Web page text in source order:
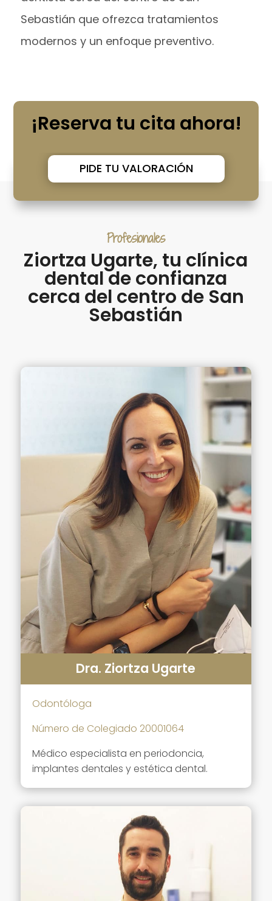
Sebastián que ofrezca tratamientos
modernos y un enfoque preventivo.
¡Reserva tu cita ahora!
PIDE TU VALORACIÓN
Profesionales
Ziortza Ugarte, tu clínica
dental de confianza
cerca del centro de San
Sebastián
Dra. Ziortza Ugarte
Odontóloga
Número de Colegiado 20001064
Médico especialista en periodoncia,
implantes dentales y estética dental.